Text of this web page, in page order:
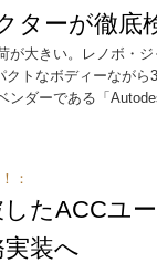
ターが徹底
大きい。レノボ・
トなボディーなが
ンダーである「
：
したACCユ
装へ